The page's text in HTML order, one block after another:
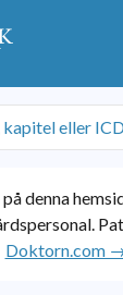
denna
Doktorn.com